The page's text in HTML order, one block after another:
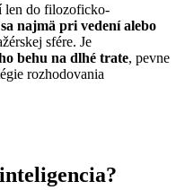
len do filozoficko-
najmä pri vedení alebo
sfére. Je
behu na dlhé trate, pevne
rozhodovania